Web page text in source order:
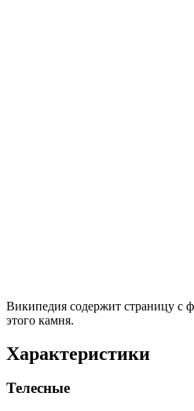
Википедия содержит страницу с
этого камня.
Характеристики
Телесные